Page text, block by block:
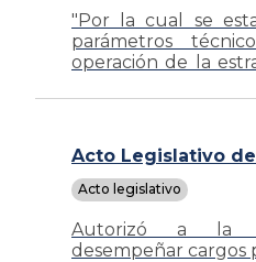
"Por la cual se
parámetros
operación de la
del Entorno Laboral"
Acto Legislativo de
Acto legislativo
Autorizó a la
desempeñar cargos